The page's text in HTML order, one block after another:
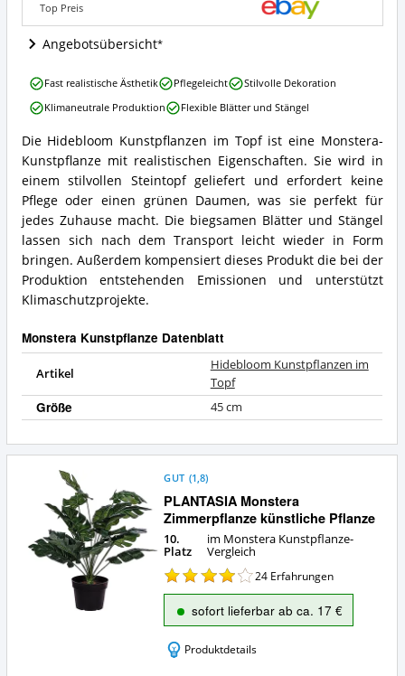
diese
Monstera
Kunstpflanze
Top Preis
Angebotsübersicht
Hidebloom
Kunstpflanzen
im
Topf
Zusammenfassung:
Was
bietet
diese
Monstera
Kunstpflanze?
Die Hidebloom Kunstpflanzen im Topf ist eine Monstera-
Kunstpflanze mit realistischen Eigenschaften. Sie wird in
einem stilvollen Steintopf geliefert und erfordert keine
Pflege oder einen grünen Daumen, was sie perfekt für
jedes Zuhause macht. Die biegsamen Blätter und Stängel
lassen sich nach dem Transport leicht wieder in Form
bringen. Außerdem kompensiert dieses Produkt die bei der
Produktion entstehenden Emissionen und unterstützt
Klimaschutzprojekte.
Monstera Kunstpflanze Datenblatt
Artikel
Hidebloom Kunstpflanzen im
Topf
Größe 45 cm
Hidebloom
Kunstpflanzen
im
Vorteile:
Was
spricht
für
diese
Monstera
Kunstpflanze?
Fast realistische Ästhetik Pflegeleicht
Stilvolle Dekoration
Klimaneutrale Produktion
Flexible Blätter und Stängel
PLANTASIA Monstera
Zimmerpflanze künstliche Pflanze
GUT (1,8)
10.
Platz
im Monstera Kunstpflanze-
Vergleich
24 Erfahrungen
sofort lieferbar ab ca. 17 €
Produktdetails